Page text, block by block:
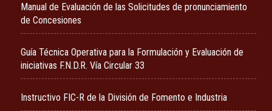
Manual de Evaluación de las Solicitudes de pronunciamiento
de Concesiones
Guía Técnica Operativa para la Formulación y Evaluación de
iniciativas F.N.D.R. Vía Circular 33
Instructivo FIC-R de la División de Fomento e Industria